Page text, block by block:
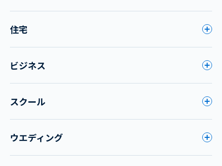
住宅
ビジネス
スクール
ウエディング